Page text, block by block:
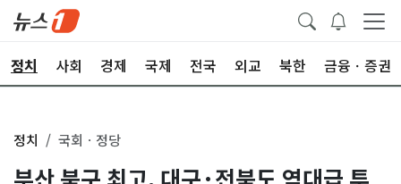
정치 사회 경제 국제 전국 외교 북한 금융ㆍ증권
정치 국회ㆍ정당